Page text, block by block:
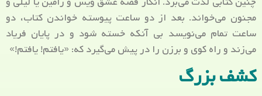
مجنون می‌خواند. بعد از دو ساعت پیوسته خواندن کتاب، دو
ساعت تمام می‌نویسد بی آنکه خسته شود و در پایان فریاد
می‌زند و راه کوی و برزن را در پیش می‌گیرد که: «یافتم! یافتم!»
کشف بزرگ